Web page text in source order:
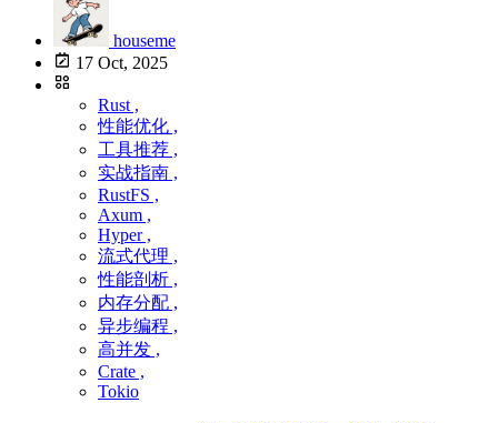
houseme
17 Oct, 2025
Rust ,
性能优化 ,
工具推荐 ,
实战指南 ,
RustFS ,
Axum ,
Hyper ,
流式代理 ,
性能剖析 ,
内存分配 ,
异步编程 ,
高并发 ,
Crate ,
Tokio